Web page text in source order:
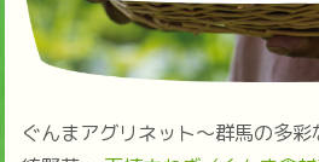
ぐんまアグリネット～群馬の多